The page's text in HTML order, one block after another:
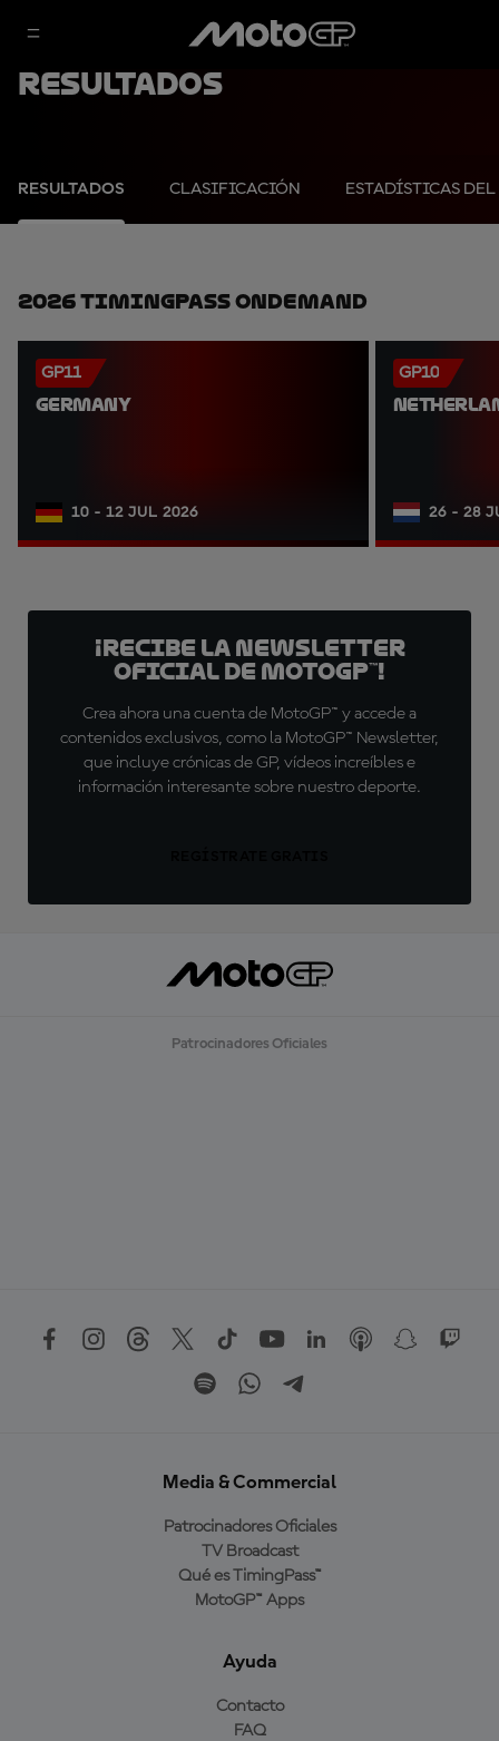
Resultados
RESULTADOS CLASIFICACIÓN ESTADÍSTICAS
2026 TimingPass OnDemand
GP11
GERMANY
10 - 12 JUL 2026
GP10
26 - 28
¡Recibe la Newsletter
oficial de MotoGP™!
Crea ahora una cuenta de MotoGP™ y accede a
contenidos exclusivos, como la MotoGP™ Newsletter,
que incluye crónicas de GP, vídeos increíbles e
información interesante sobre nuestro deporte.
Patrocinadores Oficiales
Media & Commercial
Patrocinadores Oficiales
TV Broadcast
Qué es TimingPass™
MotoGP™ Apps
Ayuda
Contacto
FAQ